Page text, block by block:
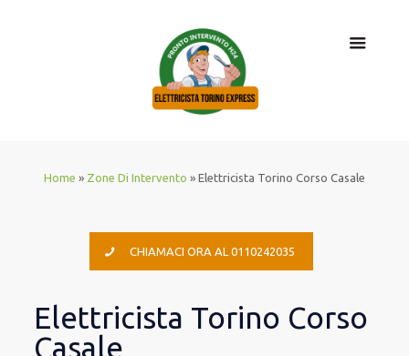
Home » Zone Di Intervento » Elettricista Torino Corso Casale
CHIAMACI ORA AL 0110242035
Elettricista Torino Corso
Casale